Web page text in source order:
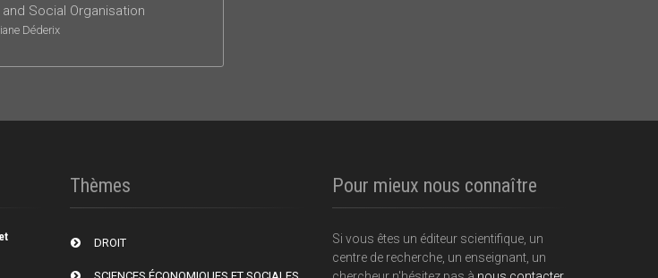
Social Organisation
Déderix
Thèmes
DROIT
SCIENCES ÉCONOMIQUES ET SOCIALES
Pour mieux nous connaître
Si vous êtes un éditeur scientifique, un
centre de recherche, un enseignant, un